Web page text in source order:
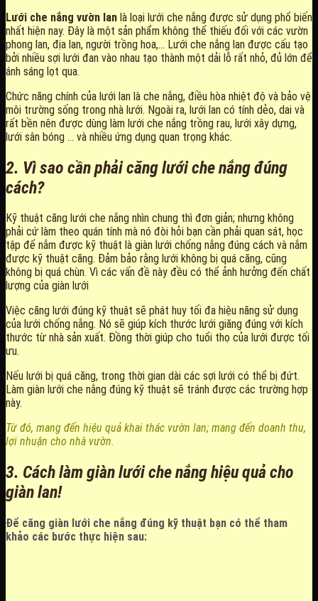
Lưới che nắng vườn lan là loại lưới che nắng được sử dụng phổ biến
nhất hiện nay. Đây là một sản phẩm không thể thiếu đối với các vườn
phong lan, địa lan, người trồng hoa,… Lưới che nắng lan được cấu tạo
bởi nhiều sợi lưới đan vào nhau tạo thành một dải lỗ rất nhỏ, đủ lớn để
ánh sáng lọt qua.
Chức năng chính của lưới lan là che nắng, điều hòa nhiệt độ và bảo vệ
môi trường sống trong nhà lưới. Ngoài ra, lưới lan có tính dẻo, dai và
rất bền nên được dùng làm lưới che nắng trồng rau, lưới xây dựng,
lưới sân bóng … và nhiều ứng dụng quan trọng khác.
2. Vì sao cần phải căng lưới che nắng đúng
cách?
Kỹ thuật căng lưới che nắng nhìn chung thì đơn giản; nhưng không
phải cứ làm theo quán tính mà nó đòi hỏi bạn cần phải quan sát, học
tập để nắm được kỹ thuật là giàn lưới chống nắng đúng cách và nắm
được kỹ thuật căng. Đảm bảo rằng lưới không bị quá căng, cũng
không bị quá chùn. Vì các vấn đề này đều có thể ảnh hưởng đến chất
lượng của giàn lưới
Việc căng lưới đúng kỹ thuật sẽ phát huy tối đa hiệu năng sử dụng
của lưới chống nắng. Nó sẽ giúp kích thước lưới giăng đúng với kích
thước từ nhà sản xuất. Đồng thời giúp cho tuổi thọ của lưới được tối
ưu.
Nếu lưới bị quá căng, trong thời gian dài các sợi lưới có thể bị đứt.
Làm giàn lưới che nắng đúng kỹ thuật sẽ tránh được các trường hợp
này.
Từ đó, mang đến hiệu quả khai thác vườn lan; mang đến doanh thu,
lợi nhuận cho nhà vườn.
3. Cách làm giàn lưới che nắng hiệu quả cho
giàn lan!
Để căng giàn lưới che nắng đúng kỹ thuật bạn có thể tham
khảo các bước thực hiện sau: